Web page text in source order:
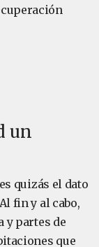
un
quizás el dato
fin y al cabo,
y partes de
que